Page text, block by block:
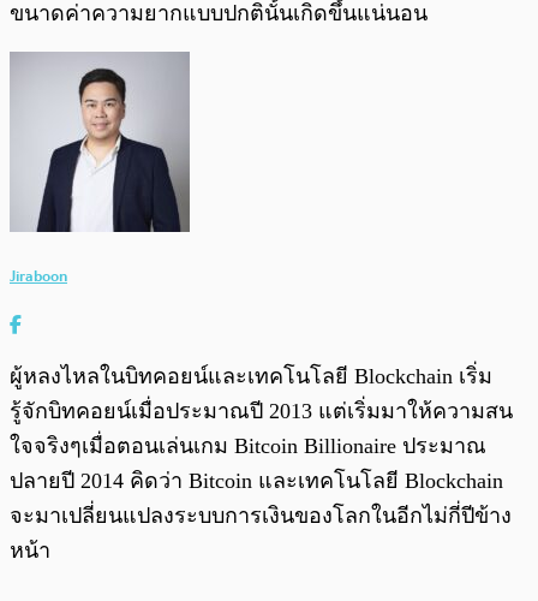
ขนาดค่าความยากแบบปกตินั้นเกิดขึ้นแน่นอน
Jiraboon
ผู้หลงไหลในบิทคอยน์และเทคโนโลยี Blockchain เริ่ม
รู้จักบิทคอยน์เมื่อประมาณปี 2013 แต่เริ่มมาให้ความสน
ใจจริงๆเมื่อตอนเล่นเกม Bitcoin Billionaire ประมาณ
ปลายปี 2014 คิดว่า Bitcoin และเทคโนโลยี Blockchain
จะมาเปลี่ยนแปลงระบบการเงินของโลกในอีกไม่กี่ปีข้าง
หน้า